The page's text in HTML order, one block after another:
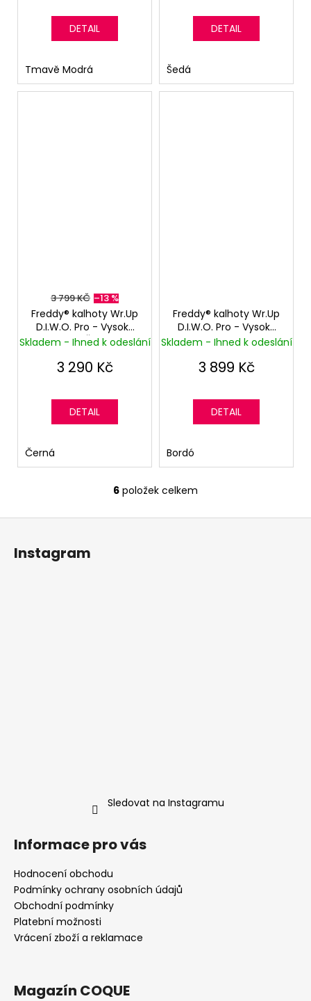
DETAIL
Tmavě Modrá
DETAIL
Šedá
3 799 KČ –13 %
Freddy® kalhoty Wr.Up
D.I.W.O. Pro - Vysoký
pas - Černé
Skladem - Ihned k odeslání
3 290 Kč
DETAIL
Černá
Freddy® kalhoty Wr.Up
D.I.W.O. Pro - Vysoký
pas - Bordeaux
Skladem - Ihned k odeslání
3 899 Kč
DETAIL
Bordó
O
6 položek celkem
Z
Instagram
Sledovat na Instagramu
Informace pro vás
Hodnocení obchodu
Podmínky ochrany osobních údajů
Obchodní podmínky
Platební možnosti
Vrácení zboží a reklamace
Magazín COQUE